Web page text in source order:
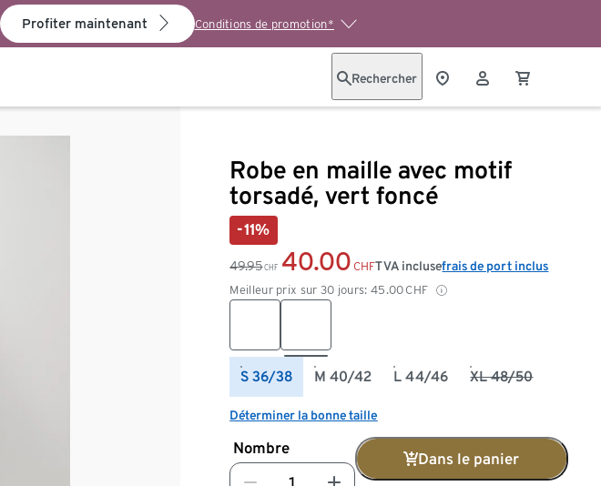
Profiter maintenant Conditions de promotion*
Rechercher
Robe en maille avec motif
torsadé, vert foncé
-11%
49.95 CHF 40.00 CHF
Meilleur prix sur 30 jours: 45.00CHF
TVA inclusefrais de port inclus
S 36/38 M 40/42 L 44/46 XL 48/50
Déterminer la bonne taille
Nombre
Dans le panier